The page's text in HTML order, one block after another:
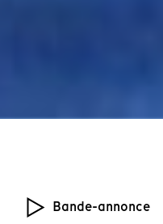
Bande-annonce